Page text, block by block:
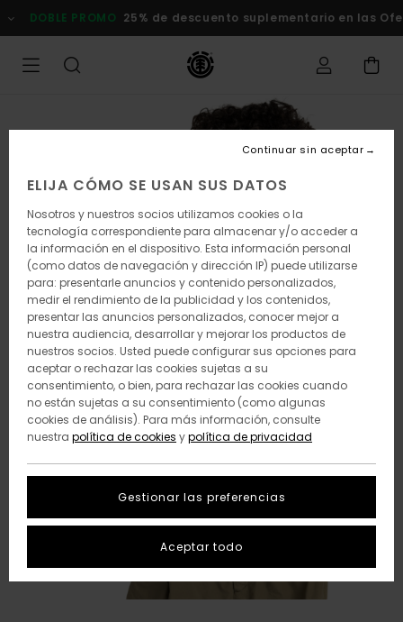
la
DOBLE PROMO 25% de descuento suplementario en las
ELIJA CÓMO SE USAN SUS DATOS
Nosotros y nuestros socios utilizamos cookies o la
tecnología correspondiente para almacenar y/o acceder a
la información en el dispositivo. Esta información personal
(como datos de navegación y dirección IP) puede utilizarse
para: presentarle anuncios y contenido personalizados,
medir el rendimiento de la publicidad y los contenidos,
presentar las anuncios personalizados, conocer mejor a
nuestra audiencia, desarrollar y mejorar los productos de
nuestros socios. Usted puede configurar sus opciones para
aceptar o rechazar las cookies sujetas a su
consentimiento, o bien, para rechazar las cookies cuando
no están sujetas a su consentimiento (como algunas
cookies de análisis). Para más información, consulte
nuestra política de cookies ypolítica de privacidad
Gestionar las preferencias
Continuar sin aceptar
Aceptar todo